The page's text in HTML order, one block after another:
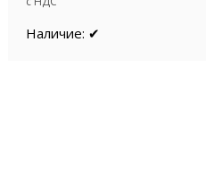
Наличие: ✔